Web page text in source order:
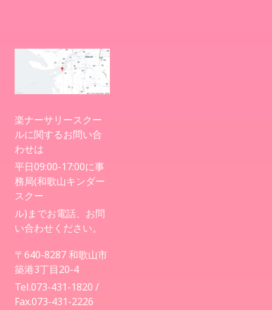
楽ナーサリースクー
ルに関するお問い合
わせは
平日09:00-17:00に事
務局(和歌山キンダー
スクー
ル)までお電話、お問
い合わせください。
〒640-8287 和歌山市
築港3丁目20-4
Tel.073-431-1820 /
Fax.073-431-2226